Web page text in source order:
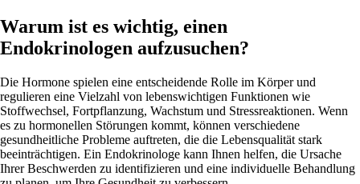
Warum ist es wichtig, einen
Endokrinologen aufzusuchen?
Die Hormone spielen eine entscheidende Rolle im Körper und
regulieren eine Vielzahl von lebenswichtigen Funktionen wie
Stoffwechsel, Fortpflanzung, Wachstum und Stressreaktionen. Wenn
es zu hormonellen Störungen kommt, können verschiedene
gesundheitliche Probleme auftreten, die die Lebensqualität stark
beeinträchtigen. Ein Endokrinologe kann Ihnen helfen, die Ursache
Ihrer Beschwerden zu identifizieren und eine individuelle Behandlung